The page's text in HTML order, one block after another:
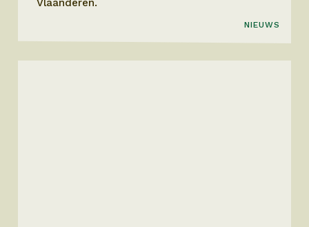
Vlaanderen.
NIEUWS